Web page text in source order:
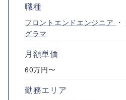
職種
フロントエンドエンジニア ・
グラマ
月額単価
60万円〜
勤務エリア